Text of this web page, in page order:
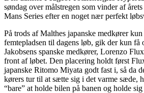
søndag over målstregen som vinder af
Mans Series efter en noget nær perfekt
På trods af Malthes japanske medkører
femtepladsen til dagens løb, gik der kun få
Jakobsens spanske medkører, Lorenzo
front af løbet. Den placering holdt først
japanske Ritomo Miyata godt fast i, så da
kørers tur til at sætte sig i det varme sæde,
“bare” at holde bilen på banen og holde